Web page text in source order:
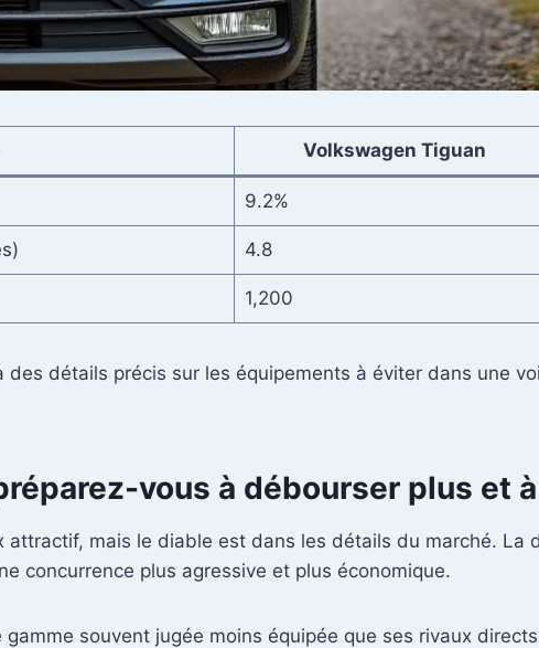
Volkswagen Tiguan
9.2%
4.8
1,200
des détails précis sur les équipements à éviter dans une
vous à débourser plus et
attractif, mais le diable est dans les détails du marché.
concurrence plus agressive et plus économique.
gamme souvent jugée moins équipée que ses rivaux